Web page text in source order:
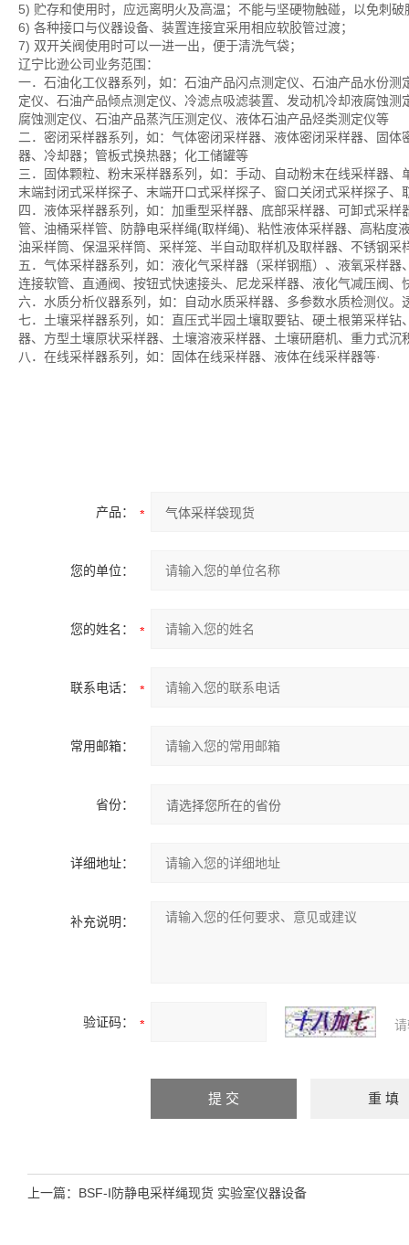
5) 贮存和使用时，应远离明火及高温；不能与坚硬物触碰，以免刺破
6) 各种接口与仪器设备、装置连接宜采用相应软胶管过渡；
7) 双开关阀使用时可以一进一出，便于清洗气袋；
辽宁比逊公司业务范围：
一．石油化工仪器系列，如：石油产品闪点测定仪、石油产品水份
定仪、石油产品倾点测定仪、冷滤点吸滤装置、发动机冷却液腐蚀
腐蚀测定仪、石油产品蒸汽压测定仪、液体石油产品烃类测定仪等
二．密闭采样器系列，如：气体密闭采样器、液体密闭采样器、固
器、冷却器；管板式换热器；化工储罐等
三．固体颗粒、粉末采样器系列，如：手动、自动粉末在线采样器
末端封闭式采样探子、末端开口式采样探子、窗口关闭式采样探子、
四．液体采样器系列，如：加重型采样器、底部采样器、可卸式采
管、油桶采样管、防静电采样绳(取样绳)、粘性液体采样器、高粘
油采样筒、保温采样筒、采样笼、半自动取样机及取样器、不锈钢
五．气体采样器系列，如：液化气采样器（采样钢瓶）、液氧采样
连接软管、直通阀、按钮式快速接头、尼龙采样器、液化气减压阀、
六．水质分析仪器系列，如：自动水质采样器、多参数水质检测仪
七．土壤采样器系列，如：直压式半园土壤取要钻、硬土根第采样
器、方型土壤原状采样器、土壤溶液采样器、土壤研磨机、重力式
八．在线采样器系列，如：固体在线采样器、液体在线采样器等·
产品：
您的单位：
您的姓名：
联系电话：
常用邮箱：
省份：
详细地址：
补充说明：
验证码：
上一篇： BSF-I防静电采样绳现货 实验室仪器设备